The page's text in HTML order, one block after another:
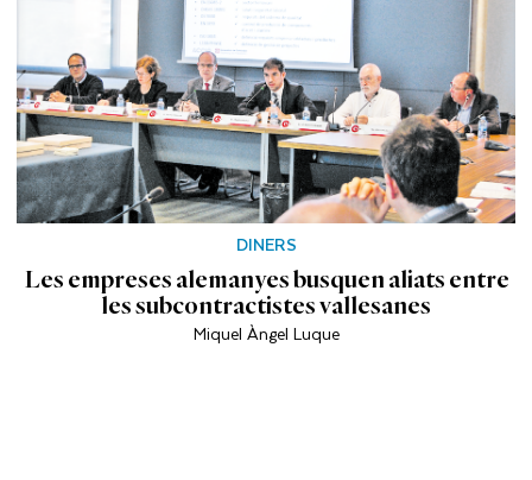
DINERS
Les empreses alemanyes busquen aliats entre
les subcontractistes vallesanes
Miquel Àngel Luque